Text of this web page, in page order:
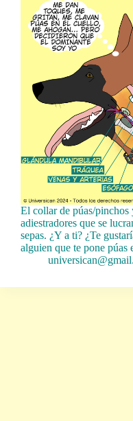
El collar de púas/pinchos
adiestradores que se
sepas. ¿Y a ti? ¿Te
alguien que te pone